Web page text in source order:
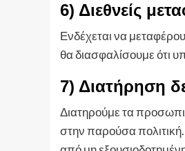
6) Διεθνείς
Ενδέχεται να
θα διασφαλίσουμε ότι
7) Διατήρηση
Διατηρούμε τα
στην παρούσα